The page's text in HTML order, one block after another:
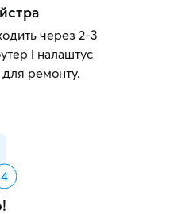
через 2-3
і налаштує
ремонту.